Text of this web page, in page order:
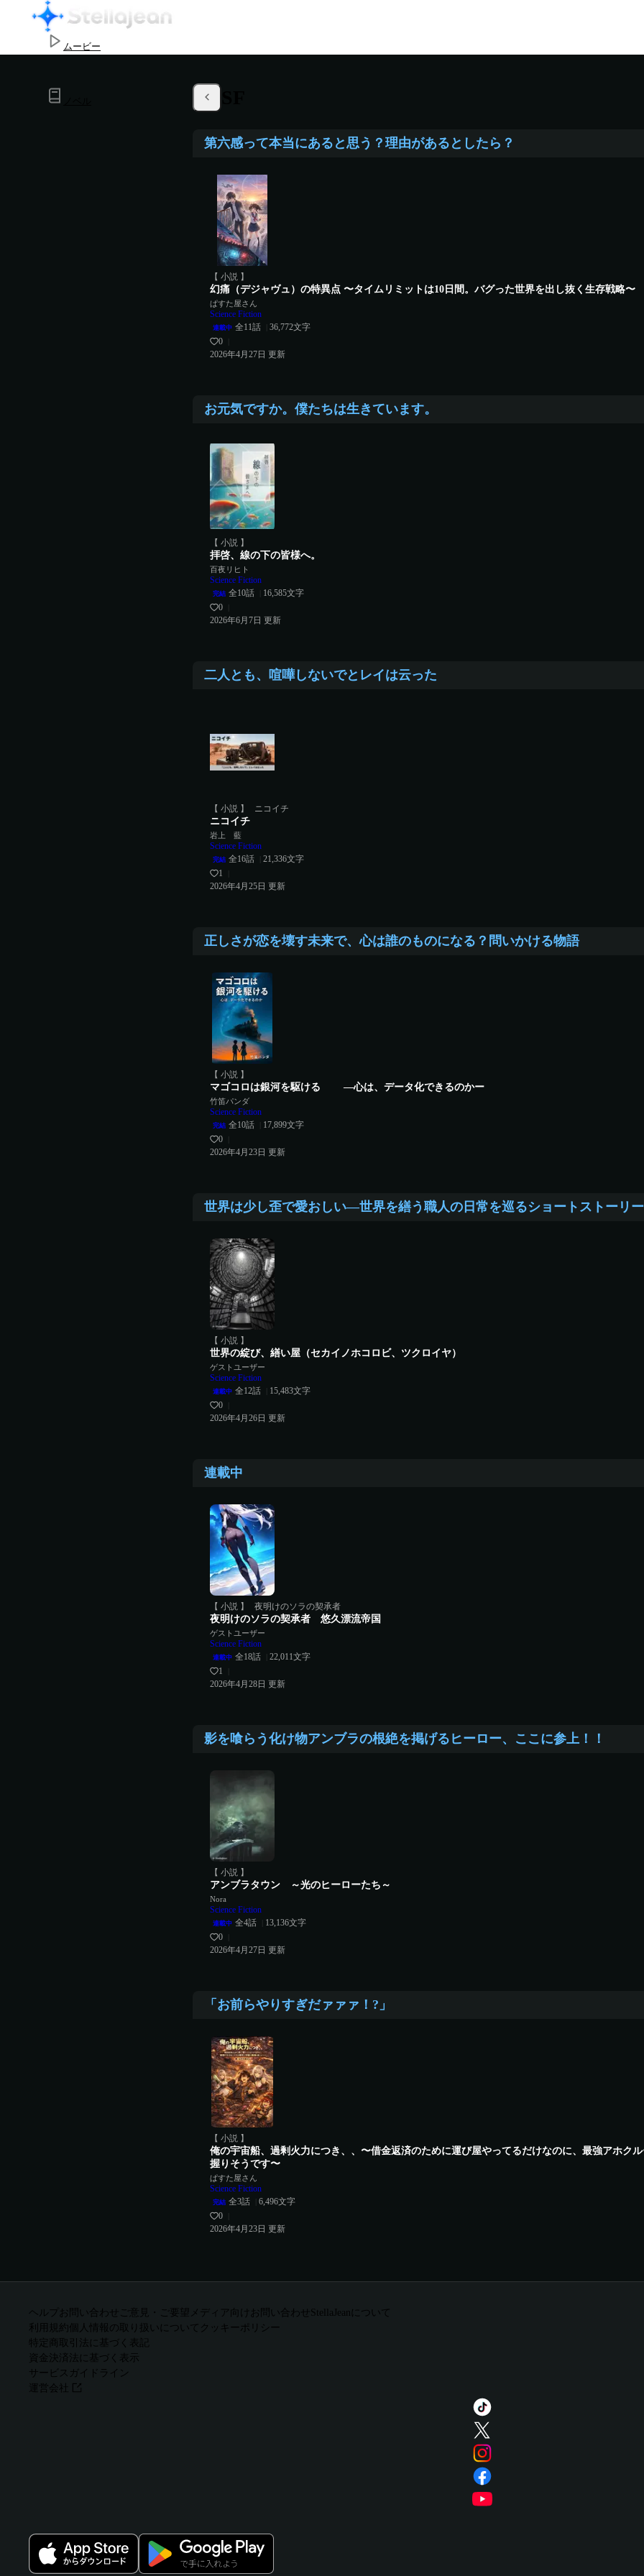
ムービー
作品投稿･管理
アプリ
第六感って本当にあると思う？理由があるとしたら？
【 小説 】
幻痛（デジャヴュ）の特異点 〜タイムリミットは10日間。バグった世界を出し抜く生存戦略〜
ぱすた屋さん
Science Fiction
連載中 全11話 36,772文字
0
2026年4月27日 更新
お元気ですか。僕たちは生きています。
【 小説 】
拝啓、線の下の皆様へ。
百夜リヒト
Science Fiction
完結 全10話 16,585文字
0
2026年6月7日 更新
二人とも、喧嘩しないでとレイは云った
【 小説 】 ニコイチ
ニコイチ
岩上 藍
Science Fiction
完結 全16話 21,336文字
1
2026年4月25日 更新
正しさが恋を壊す未来で、心は誰のものになる？問いかける物語
【 小説 】
マゴコロは銀河を駆ける ―心は、データ化できるのかー
竹笛パンダ
Science Fiction
完結 全10話 17,899文字
0
2026年4月23日 更新
世界は少し歪で愛おしい―世界を繕う職人の日常を巡るショートストーリ
【 小説 】
世界の綻び、繕い屋（セカイノホコロビ、ツクロイヤ）
ゲストユーザー
Science Fiction
連載中 全12話 15,483文字
0
2026年4月26日 更新
連載中
【 小説 】 夜明けのソラの契承者
夜明けのソラの契承者 悠久漂流帝国
ゲストユーザー
Science Fiction
連載中 全18話 22,011文字
1
2026年4月28日 更新
影を喰らう化け物アンブラの根絶を掲げるヒーロー、ここに参上！！
【 小説 】
アンブラタウン ～光のヒーローたち～
Nora
Science Fiction
連載中 全4話 13,136文字
0
2026年4月27日 更新
「お前らやりすぎだァァァ！?」
【 小説 】
俺の宇宙船、過剰火力につき、、〜借金返済のために運び屋やってるだけなのに、最強アホク
握りそうです〜
ぱすた屋さん
Science Fiction
完結 全3話 6,496文字
0
2026年4月23日 更新
ヘルプ お問い合わせ ご意見・ご要望 メディア向けお問い合わせ StellaJeanについて
利用規約 個人情報の取り扱いについて クッキーポリシー
特定商取引法に基づく表記
資金決済法に基づく表示
サービスガイドライン
運営会社